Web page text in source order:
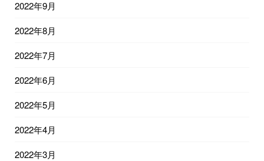
2022年9月
2022年8月
2022年7月
2022年6月
2022年5月
2022年4月
2022年3月